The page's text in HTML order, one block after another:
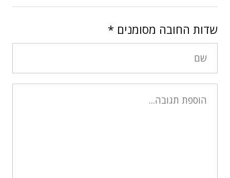
שדות החובה מסומנים *